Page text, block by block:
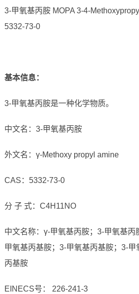
3-甲氧基丙胺 MOPA 3-4-
5332-73-0
基本信息：
3-甲氧基丙胺是一种化学物质。
中文名：3-甲氧基丙胺
外文名：γ-Methoxy propyl amine
CAS：5332-73-0
分 子 式：C4H11NO
中文名称：γ-甲氧基丙胺；3-甲氧基丙
甲氧基丙基胺；3-甲氧基丙基胺；3-
丙基胺
EINECS号： 226-241-3